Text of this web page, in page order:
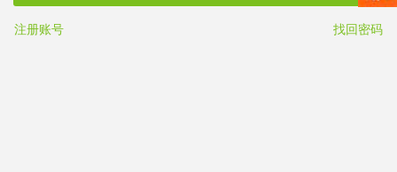
注册账号 找回密码